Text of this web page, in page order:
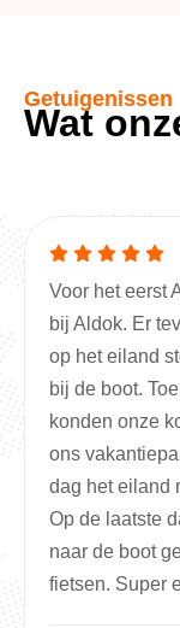
Getuigenissen
Wat
Voor het eerst
bij Aldok. Er
op het eiland
bij de boot.
konden onze
ons
dag het eiland
Op de laatste
naar de boot
fietsen. Super